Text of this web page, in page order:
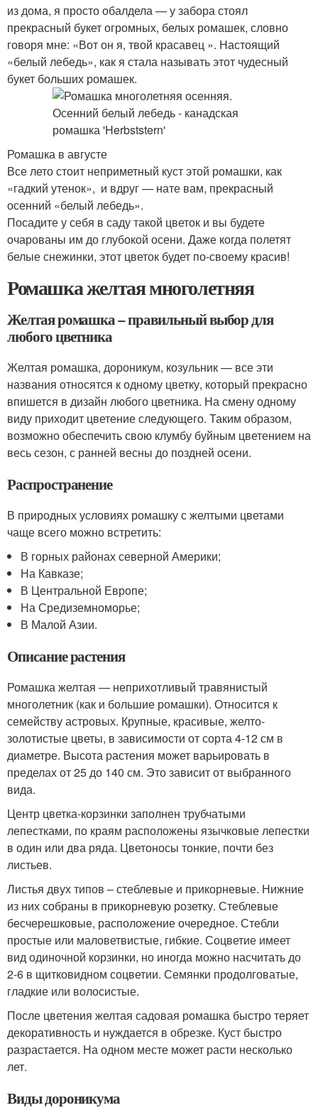
из дома, я просто обалдела — у забора стоял
прекрасный букет огромных, белых ромашек, словно
говоря мне: «Вот он я, твой красавец ». Настоящий
«белый лебедь», как я стала называть этот чудесный
букет больших ромашек.
Ромашка в августе
Все лето стоит неприметный куст этой ромашки, как
«гадкий утенок», и вдруг — нате вам, прекрасный
осенний «белый лебедь».
Посадите у себя в саду такой цветок и вы будете
очарованы им до глубокой осени. Даже когда полетят
белые снежинки, этот цветок будет по-своему красив!
Ромашка желтая многолетняя
Желтая ромашка – правильный выбор для
любого цветника
Желтая ромашка, дороникум, козульник — все эти
названия относятся к одному цветку, который прекрасно
впишется в дизайн любого цветника. На смену одному
виду приходит цветение следующего. Таким образом,
возможно обеспечить свою клумбу буйным цветением на
весь сезон, с ранней весны до поздней осени.
Распространение
В природных условиях ромашку с желтыми цветами
чаще всего можно встретить:
В горных районах северной Америки;
На Кавказе;
В Центральной Европе;
На Средиземноморье;
В Малой Азии.
Описание растения
Ромашка желтая — неприхотливый травянистый
многолетник (как и большие ромашки). Относится к
семейству астровых. Крупные, красивые, желто-
золотистые цветы, в зависимости от сорта 4-12 см в
диаметре. Высота растения может варьировать в
пределах от 25 до 140 см. Это зависит от выбранного
вида.
Центр цветка-корзинки заполнен трубчатыми
лепестками, по краям расположены язычковые лепестки
в один или два ряда. Цветоносы тонкие, почти без
листьев.
Листья двух типов – стеблевые и прикорневые. Нижние
из них собраны в прикорневую розетку. Стеблевые
бесчерешковые, расположение очередное. Стебли
простые или маловетвистые, гибкие. Соцветие имеет
вид одиночной корзинки, но иногда можно насчитать до
2-6 в щитковидном соцветии. Семянки продолговатые,
гладкие или волосистые.
После цветения желтая садовая ромашка быстро теряет
декоративность и нуждается в обрезке. Куст быстро
разрастается. На одном месте может расти несколько
лет.
Виды дороникума